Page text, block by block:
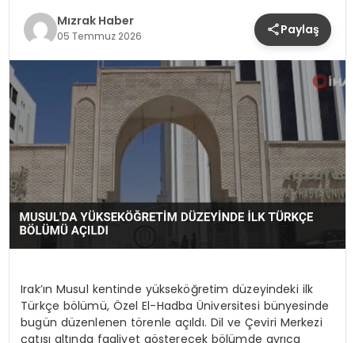
SPOR
TEKNOLOJI
YAŞAM
Mızrak Haber
05 Temmuz 2026 Paylaş
Irak’ın Musul kentinde yükseköğretim düzeyindeki ilk
Türkçe bölümü, Özel El-Hadba Üniversitesi bünyesinde
bugün düzenlenen törenle açıldı. Dil ve Çeviri Merkezi
çatısı altında faaliyet gösterecek bölümde ayrıca